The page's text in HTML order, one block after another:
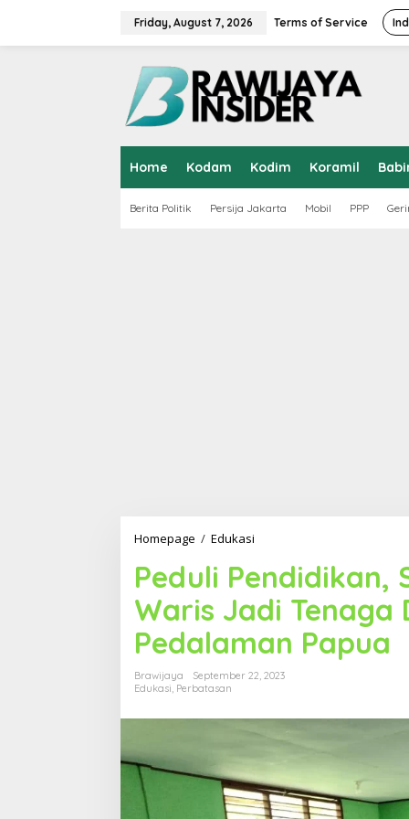
Friday, August 7, 2026 Terms of Service
Home Kodam Kodim Koramil
Berita Politik Persija Jakarta Mobil PPP
Homepage / Edukasi
d
u
P
e
n
d
i
n
,
Peduli Pendidikan,
Waris Jadi Tenaga
Pedalaman Papua
Brawijaya
September 22, 2023
Edukasi, Perbatasan